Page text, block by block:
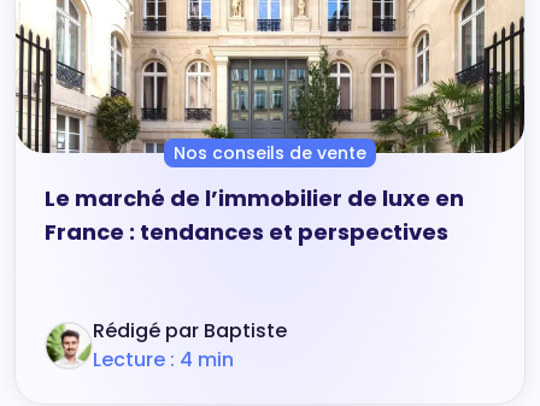
Nos conseils de vente
Le marché de l’immobilier de luxe en
France : tendances et perspectives
Rédigé par Baptiste
Lecture : 4 min